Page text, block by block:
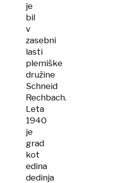
je
bil
v
zasebni
lasti
plemiške
družine
Schneid
Rechbach.
Leta
1940
je
grad
kot
edina
dedinja